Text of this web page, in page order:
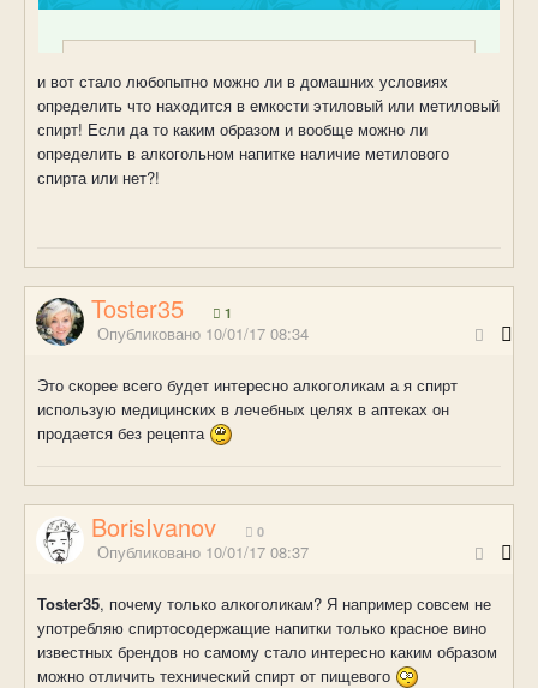
и вот стало любопытно можно ли в домашних условиях
определить что находится в емкости этиловый или метиловый
спирт! Если да то каким образом и вообще можно ли
определить в алкогольном напитке наличие метилового
спирта или нет?!
Toster35 1
Опубликовано 10/01/17 08:34
Это скорее всего будет интересно алкоголикам а я спирт
использую медицинских в лечебных целях в аптеках он
продается без рецепта
BorisIvanov 0
Опубликовано 10/01/17 08:37
Toster35, почему только алкоголикам? Я например совсем не
употребляю спиртосодержащие напитки только красное вино
известных брендов но самому стало интересно каким образом
можно отличить технический спирт от пищевого